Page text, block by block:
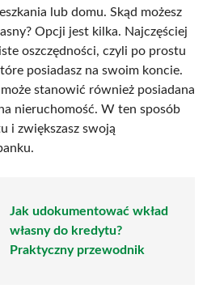
lub domu. Skąd możesz
Opcji jest kilka. Najczęściej
oszczędności, czyli po prostu
posiadasz na swoim koncie.
stanowić również posiadana
nieruchomość. W ten sposób
i zwiększasz swoją
Jak udokumentować wkład
własny do kredytu?
Praktyczny przewodnik